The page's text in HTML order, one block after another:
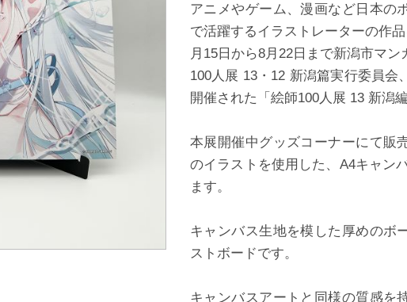
アニメやゲーム、漫画など日本の
で活躍するイラストレーターの作
月15日から8月22日まで新潟市マ
100人展 13・12 新潟篇実行委員会
開催された「絵師100人展 13 新潟編
本展開催中グッズコーナーにて販
のイラストを使用した、A4キャン
ます。
キャンバス生地を模した厚めのボ
ストボードです。
キャンバスアートと同様の質感を